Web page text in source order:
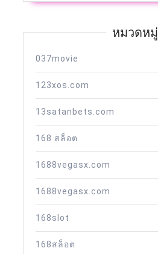
หมวดหมู่
037movie
123xos.com
13satanbets.com
168 สล็อต
1688vegasx.com
1688vegasx.com
168slot
168สล็อต